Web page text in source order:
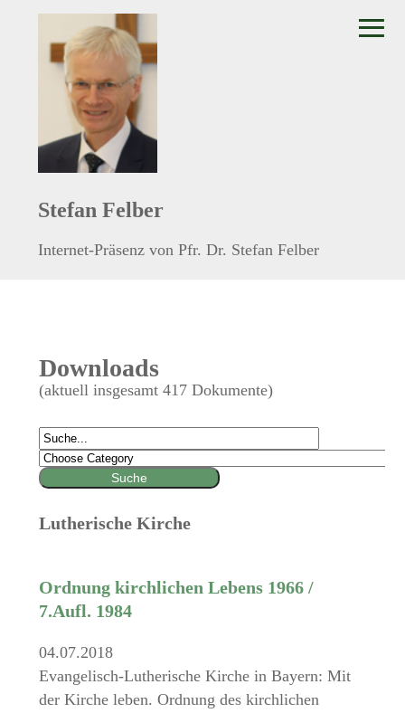
Stefan Felber
Internet-Präsenz von Pfr. Dr. Stefan Felber
Downloads
(aktuell insgesamt 417 Dokumente)
Lutherische Kirche
Ordnung kirchlichen Lebens 1966 /
7.Aufl. 1984
04.07.2018
Evangelisch-Lutherische Kirche in Bayern: Mit
der Kirche leben. Ordnung des kirchlichen
≡